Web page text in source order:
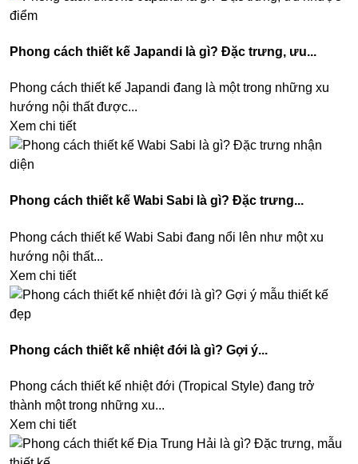
Phong cách thiết kế Japandi là gì? Đặc trưng, ưu...
Phong cách thiết kế Japandi đang là một trong những xu
hướng nội thất được...
Xem chi tiết
Phong cách thiết kế Wabi Sabi là gì? Đặc trưng...
Phong cách thiết kế Wabi Sabi đang nổi lên như một xu
hướng nội thất...
Xem chi tiết
Phong cách thiết kế nhiệt đới là gì? Gợi ý...
Phong cách thiết kế nhiệt đới (Tropical Style) đang trở
thành một trong những xu...
Xem chi tiết